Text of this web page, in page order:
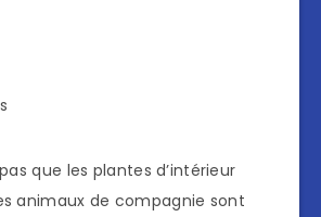
que les plantes d’intérieur
animaux de compagnie sont